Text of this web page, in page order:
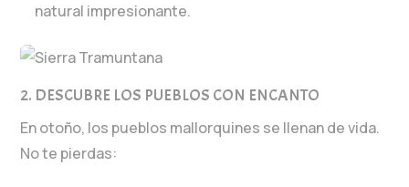
natural impresionante.
2. DESCUBRE LOS PUEBLOS CON ENCANTO
En otoño, los pueblos mallorquines se llenan de vida.
No te pierdas: